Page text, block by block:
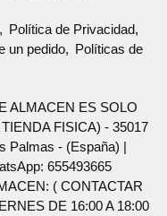
Política de Privacidad
un pedido
Políticas de
ALMACEN ES SOLO
FISICA) - 35017
Palmas - (España) |
655493665
( CONTACTAR
DE 16:00 A 18:00